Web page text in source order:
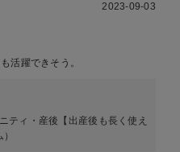
2023-09-03
活躍できそう。
ィ・産後【出産後も長く使え